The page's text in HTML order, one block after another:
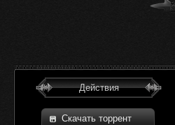
Действия
Скачать торрент